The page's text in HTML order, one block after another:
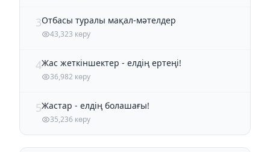
3Отбасы туралы мақал-мәтелдер
43,323 көру
4Жас жеткіншектер - елдің ертеңі!
36,982 көру
5Жастар - елдің болашағы!
35,236 көру